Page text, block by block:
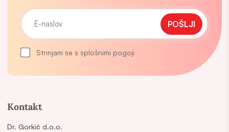
Kontakt
Dr. Gorkič d.o.o.
POŠLJI
Strinjam se s splošnimi pogoji